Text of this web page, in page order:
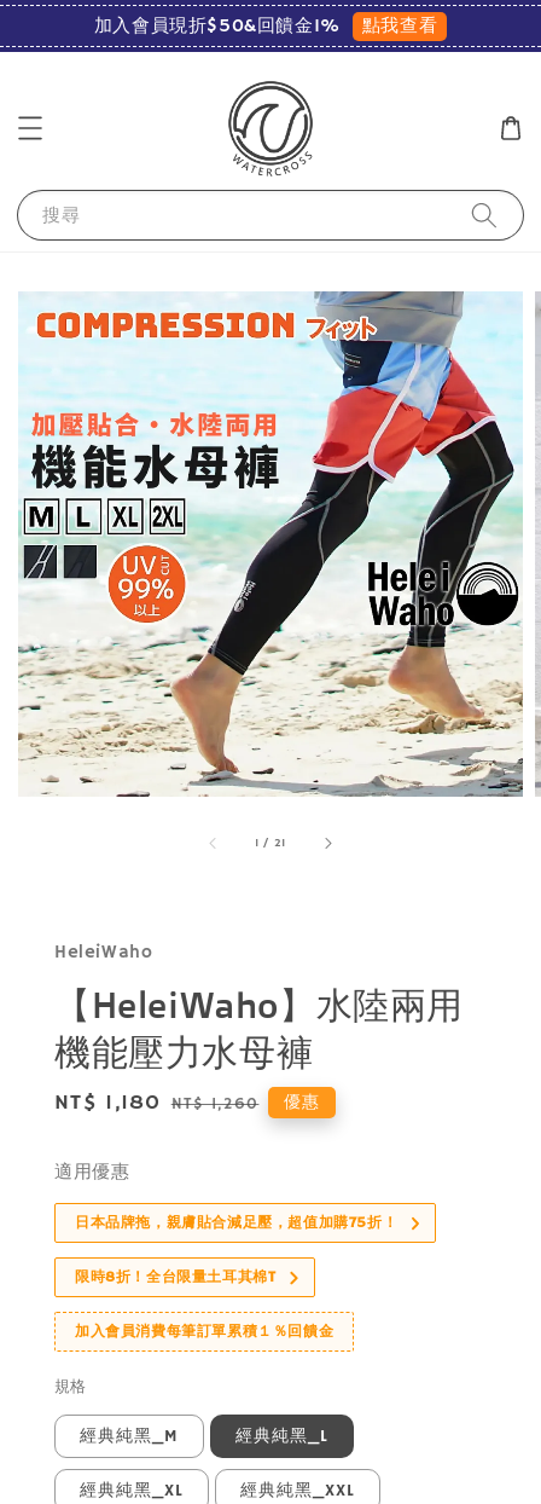
加入會員現折$50&回饋金1% 點我查看
搜尋
1 / 21
HeleiWaho
【HeleiWaho】水陸兩用
機能壓力水母褲
Sale
NT$ 1,180 Regular
NT$ 1,260 優惠
適用優惠
日本品牌拖，親膚貼合減足壓，超值加購75折！
限時8折！全台限量土耳其棉T
加入會員消費每筆訂單累積１％回饋金
規格
經典純黑_M 經典純黑_L
經典純黑_XL 經典純黑_XXL